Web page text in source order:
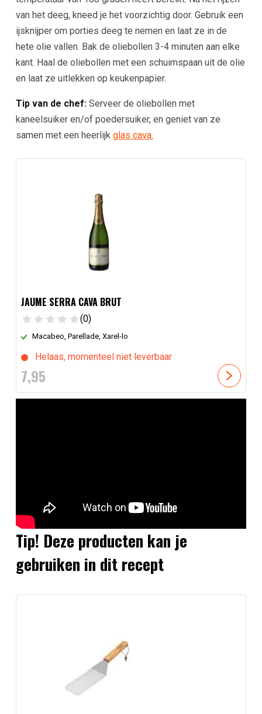
van het deeg, kneed je het voorzichtig door. Gebruik een
ijsknijper om porties deeg te nemen en laat ze in de
hete olie vallen. Bak de oliebollen 3-4 minuten aan elke
kant. Haal de oliebollen met een schuimspaan uit de olie
en laat ze uitlekken op keukenpapier.
Tip van de chef:Serveer de oliebollen met
kaneelsuiker en/of poedersuiker, en geniet van ze
samen met een heerlijk glas cava.
JAUME SERRA CAVA BRUT
(0)
Macabeo, Parellade, Xarel-lo
Helaas, momenteel niet leverbaar
7,95
Tip! Deze producten kan je
gebruiken in dit recept